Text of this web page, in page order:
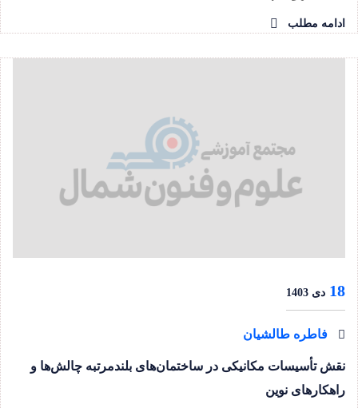
ادامه مطلب
18 دی 1403
فاطره طالشیان
نقش تأسیسات مکانیکی در ساختمان‌های بلندمرتبه چالش‌ها و
راهکارهای نوین